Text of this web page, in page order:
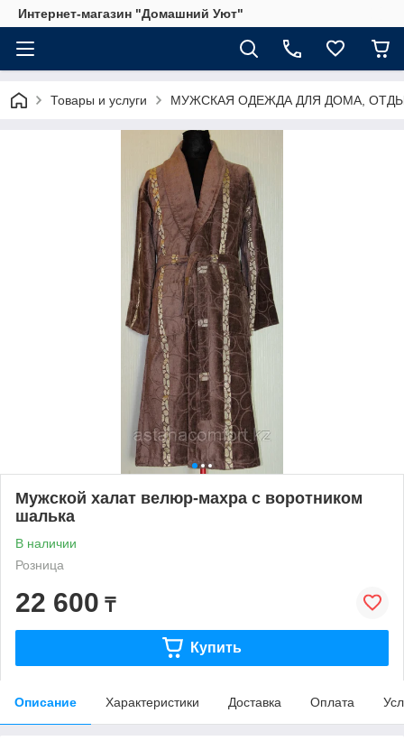
Интернет-магазин "Домашний Уют"
Товары и услуги МУЖСКАЯ ОДЕЖДА ДЛЯ ДОМА,
Мужской халат велюр-махра с воротником
шалька
В наличии
Розница
22 600 ₸
Купить
Описание Характеристики Доставка Оплата